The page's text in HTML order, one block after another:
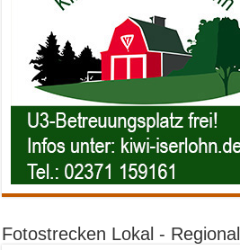
Fotostrecken Lokal - Regional